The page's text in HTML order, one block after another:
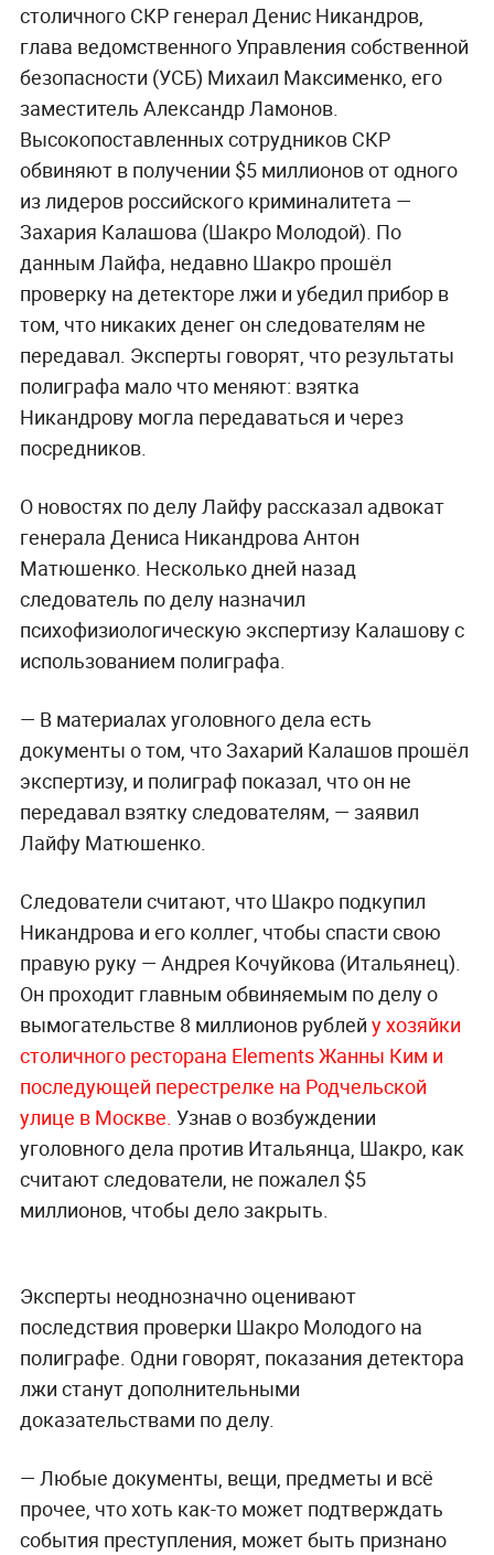
столичного СКР генерал Денис Никандров,
глава ведомственного Управления собственной
безопасности (УСБ) Михаил Максименко, его
заместитель Александр Ламонов.
Высокопоставленных сотрудников СКР
обвиняют в получении $5 миллионов от одного
из лидеров российского криминалитета —
Захария Калашова (Шакро Молодой). По
данным Лайфа, недавно Шакро прошёл
проверку на детекторе лжи и убедил прибор в
том, что никаких денег он следователям не
передавал. Эксперты говорят, что результаты
полиграфа мало что меняют: взятка
Никандрову могла передаваться и через
посредников.
О новостях по делу Лайфу рассказал адвокат
генерала Дениса Никандрова Антон
Матюшенко. Несколько дней назад
следователь по делу назначил
психофизиологическую экспертизу Калашову с
использованием полиграфа.
— В материалах уголовного дела есть
документы о том, что Захарий Калашов прошёл
экспертизу, и полиграф показал, что он не
передавал взятку следователям, — заявил
Лайфу Матюшенко.
Следователи считают, что Шакро подкупил
Никандрова и его коллег, чтобы спасти свою
правую руку — Андрея Кочуйкова (Итальянец).
Он проходит главным обвиняемым по делу о
вымогательстве 8 миллионов рублей у хозяйки
столичного ресторана Elements Жанны Ким и
последующей перестрелке на Родчельской
улице в Москве. Узнав о возбуждении
уголовного дела против Итальянца, Шакро, как
считают следователи, не пожалел $5
миллионов, чтобы дело закрыть.
Эксперты неоднозначно оценивают
последствия проверки Шакро Молодого на
полиграфе. Одни говорят, показания детектора
лжи станут дополнительными
доказательствами по делу.
— Любые документы, вещи, предметы и всё
прочее, что хоть как-то может подтверждать
события преступления, может быть признано